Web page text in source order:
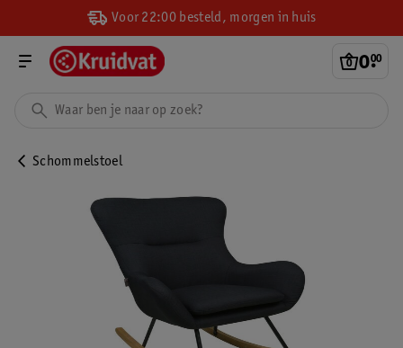
Voor 22:00 besteld, morgen in huis
0.
00
Schommelstoel